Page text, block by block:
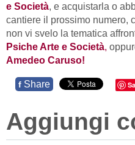
e Società, e acquistarla o
cantiere il prossimo numero,
non vi svelo la tematica
Psiche Arte e Società,
Amedeo Caruso!
f Share
Aggiungi